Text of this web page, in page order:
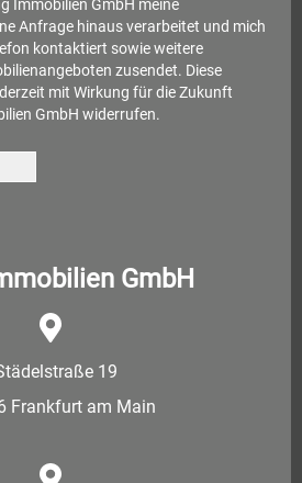
Immobilien GmbH meine
Anfrage hinaus verarbeitet und mich
kontaktiert sowie weitere
zusendet. Diese
mit Wirkung für die Zukunft
GmbH widerrufen.
GmbH
19
Frankfurt am Main